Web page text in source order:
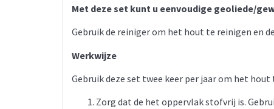
Met deze set kunt u eenvoudige geoliede/
Gebruik de reiniger om het hout te reinigen en
Werkwijze
Gebruik deze set twee keer per jaar om het
Zorg dat de het oppervlak stofvrij is.